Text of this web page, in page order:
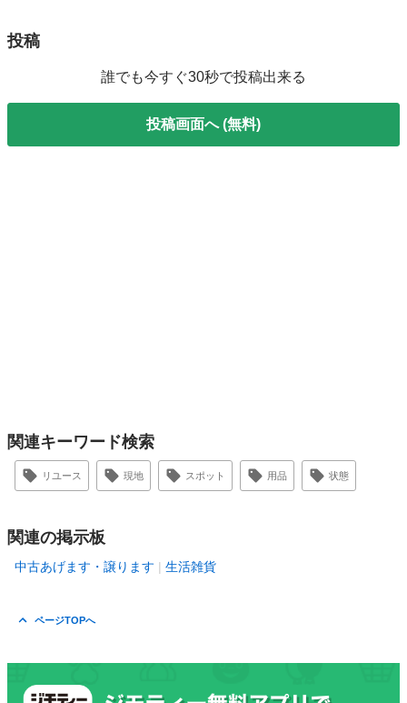
投稿
誰でも今すぐ30秒で投稿出来る
投稿画面へ (無料)
関連キーワード検索
リユース 現地 スポット 用品 状態
関連の掲示板
中古あげます・譲ります 生活雑貨
ページTOPへ